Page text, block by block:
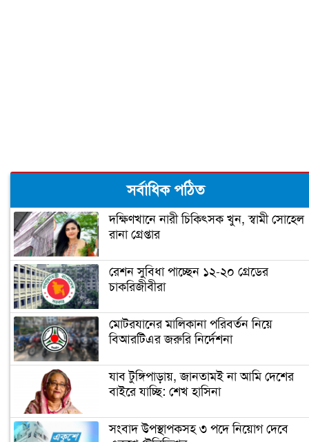
বউ সাজলেন অপু বিশ্বাস
অন্তঃসত্ত্বা আনুশকা, এ কি কাণ্ড ঘটালেন
ঘর ভেঙেছে শবনম ফারিয়ার
মনে ধরল না: শ্রীলেখা
পোশাক ও বয়স নিয়ে ট্রোলের মুখে জয়া
সর্বাধিক পঠিত
দক্ষিণখানে নারী চিকিৎসক খুন, স্বামী সোহেল
রানা গ্রেপ্তার
রেশন সুবিধা পাচ্ছেন ১২-২০ গ্রেডের
চাকরিজীবীরা
মোটরযানের মালিকানা পরিবর্তন নিয়ে
বিআরটিএর জরুরি নির্দেশনা
যাব টুঙ্গিপাড়ায়, জানতামই না আমি দেশের
বাইরে যাচ্ছি: শেখ হাসিনা
সংবাদ উপস্থাপকসহ ৩ পদে নিয়োগ দেবে